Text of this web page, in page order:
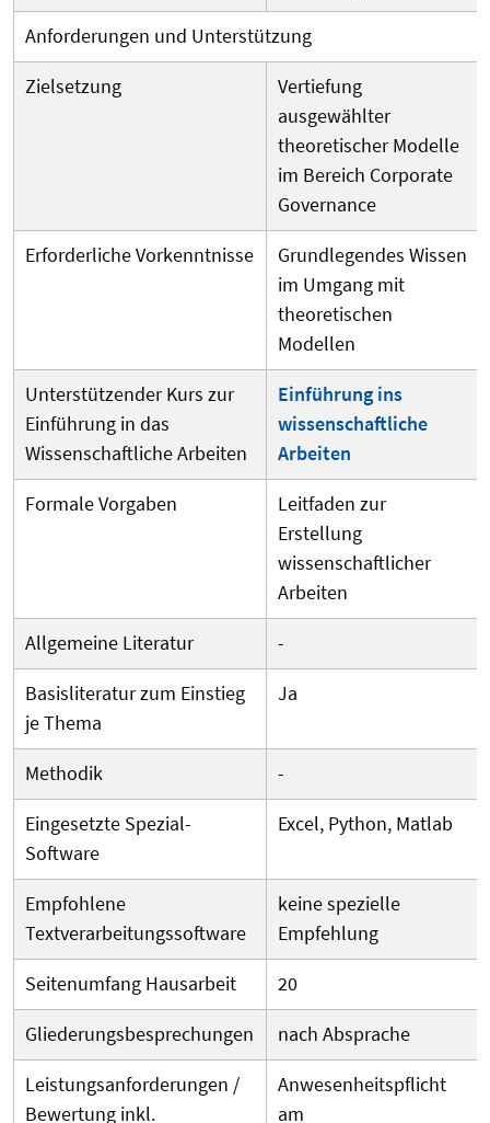
Anforderungen und Unterstützung
Zielsetzung
Vertiefung
ausgewählter
theoretischer Modelle
im Bereich Corporate
Governance
Erforderliche Vorkenntnisse
Grundlegendes Wissen
im Umgang mit
theoretischen
Modellen
Unterstützender Kurs zur
Einführung in das
Wissenschaftliche Arbeiten
Einführung ins
wissenschaftliche
Arbeiten
Formale Vorgaben
Leitfaden zur
Erstellung
wissenschaftlicher
Arbeiten
Allgemeine Literatur
-
Basisliteratur zum Einstieg
je Thema
Ja
Methodik
-
Eingesetzte Spezial-
Software
Excel, Python, Matlab
Empfohlene
Textverarbeitungssoftware
keine spezielle
Empfehlung
Seitenumfang Hausarbeit
20
Gliederungsbesprechungen
nach Absprache
Leistungsanforderungen /
Bewertung inkl.
Anwesenheitspflicht
am